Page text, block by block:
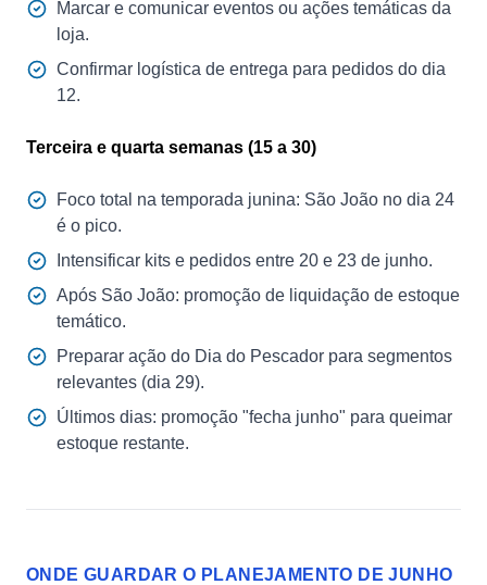
Marcar e comunicar eventos ou ações temáticas da
loja.
Confirmar logística de entrega para pedidos do dia
12.
Terceira e quarta semanas (15 a 30)
Foco total na temporada junina: São João no dia 24
é o pico.
Intensificar kits e pedidos entre 20 e 23 de junho.
Após São João: promoção de liquidação de estoque
temático.
Preparar ação do Dia do Pescador para segmentos
relevantes (dia 29).
Últimos dias: promoção "fecha junho" para queimar
estoque restante.
ONDE GUARDAR O PLANEJAMENTO DE JUNHO